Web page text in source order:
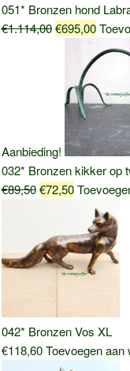
051* Bronzen hond
€1.114,00
€1.114,00.
€695,00
prijs
is:
€695,00.
Aanbieding!
032* Bronzen kikker op
€89,50 Oorspronkelijke
€89,50.
€72,50Huidige
prijs
€72,50.
042* Bronzen Vos XL
€118,60 Toevoegen aan